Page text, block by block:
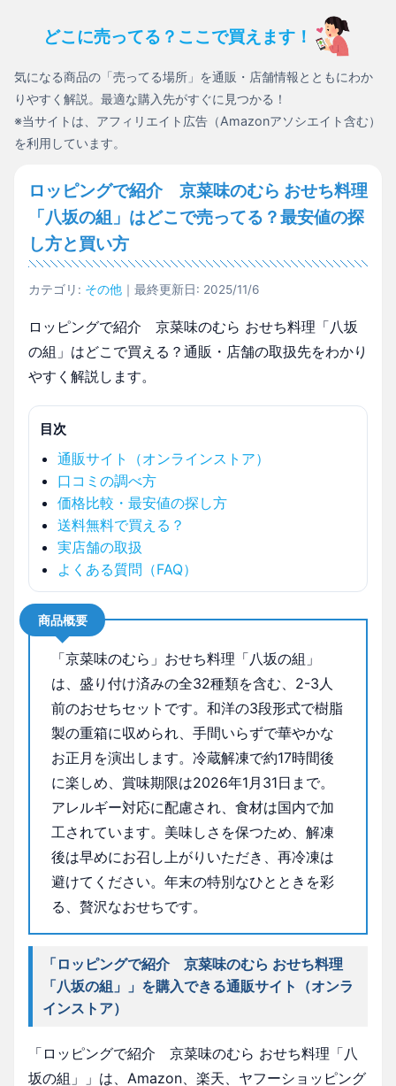
どこに売ってる？ここで買えます！
気になる商品の「売ってる場所」を通販・店舗情報とともにわか
りやすく解説。最適な購入先がすぐに見つかる！
※当サイトは、アフィリエイト広告（Amazonアソシエイト含む）
を利用しています。
ロッピングで紹介 京菜味のむら おせち料理
「八坂の組」はどこで売ってる？最安値の探
し方と買い方
カテゴリ: その他 ｜最終更新日: 2025/11/6
ロッピングで紹介 京菜味のむら おせち料理「八坂
の組」はどこで買える？通販・店舗の取扱先をわかり
やすく解説します。
目次
通販サイト（オンラインストア）
口コミの調べ方
価格比較・最安値の探し方
送料無料で買える？
実店舗の取扱
よくある質問（FAQ）
商品概要
「京菜味のむら」おせち料理「八坂の組」
は、盛り付け済みの全32種類を含む、2-3人
前のおせちセットです。和洋の3段形式で樹脂
製の重箱に収められ、手間いらずで華やかな
お正月を演出します。冷蔵解凍で約17時間後
に楽しめ、賞味期限は2026年1月31日まで。
アレルギー対応に配慮され、食材は国内で加
工されています。美味しさを保つため、解凍
後は早めにお召し上がりいただき、再冷凍は
避けてください。年末の特別なひとときを彩
る、贅沢なおせちです。
「ロッピングで紹介 京菜味のむら おせち料理
「八坂の組」」を購入できる通販サイト（オンラ
インストア）
「ロッピングで紹介 京菜味のむら おせち料理「八
坂の組」」は、Amazon、楽天、ヤフーショッピング